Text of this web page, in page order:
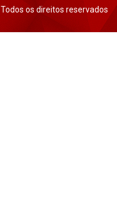
Todos os direitos reservados